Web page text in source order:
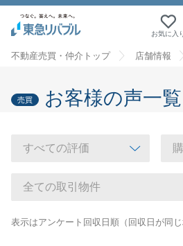
お気に入
不動産売買・仲介トップ 店舗情報
売買 お客様の声一覧
表示はアンケート回収日順（回収日が同じ